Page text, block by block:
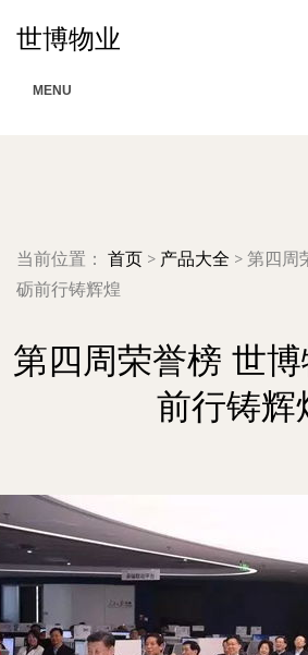
世博物业
MENU
当前位置： 首页 > 产品大全 > 第四周
砺前行铸辉煌
第四周荣誉榜 世
前行铸辉